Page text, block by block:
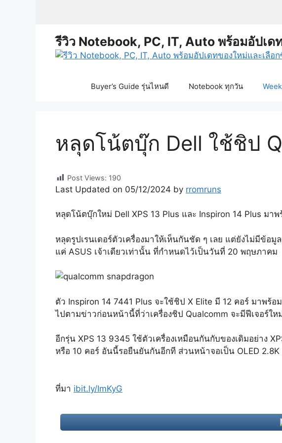
รีวิว Notebook, PC, IT, Auto พร้อมอัปเด
Buyer’s Guide รุ่นไหนดี Notebook ทุกวัน
หลุดโน้ตบุ๊ก Dell ใช้ชิป
Post Views: 190
Last Updated on 05/12/2024 by rromruns
หลุดโน้ตบุ๊กใหม่ Dell XPS 13 Plus และ Inspiron 14 Plus มา
หลุดรูปเรนเดอร์ตัวเครื่องมาให้เห็นกันชัด ๆ เลย แต่ยังไม่มีข้อ
แค่ ASUS เจ้าเดียวเท่านั้น ที่กำหนดไว้เป็นวันที่ 20 พฤษภาคม
ตัว Inspiron 14 7441 Plus จะใช้ชิป X Elite มี 12 คอร์ มาพร้
ไปตามข่าวก่อนหน้านี้ที่ว่าเครื่องชิป Qualcomm จะมีฟีเจอร์ให
อีกรุ่น XPS 13 9345 ใช้ตัวเครื่องเหมือนกันกับของเดิมอย่าง
หรือ 10 คอร์ อันนี้รอยืนยันกันอีกที ส่วนหน้าจอเป็น OLED 2.8K
ที่มา ibit.ly/ImKyG